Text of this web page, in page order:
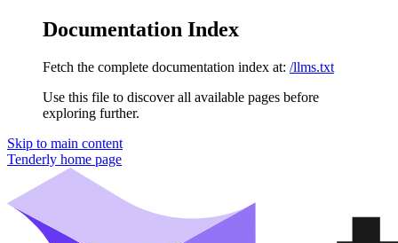
Documentation Index
Fetch the complete documentation index at: /llms.txt
Use this file to discover all available pages before
exploring further.
Skip to main content
Tenderly home page